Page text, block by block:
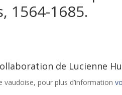
1564-1685.
de Lucienne
pour plus d’information